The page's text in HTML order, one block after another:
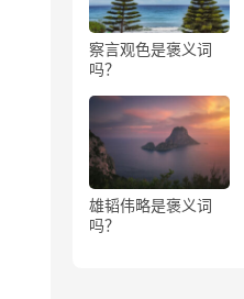
察言观色是褒义词
吗？
雄韬伟略是褒义词
吗？